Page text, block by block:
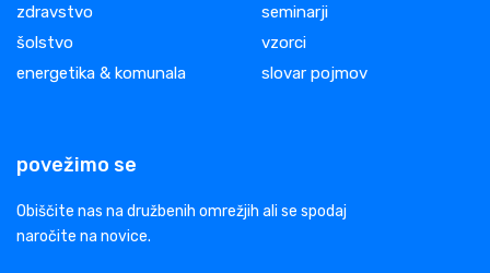
zdravstvo
šolstvo
energetika & komunala
seminarji
vzorci
slovar pojmov
povežimo se
Obiščite nas na družbenih omrežjih ali se spodaj
naročite na novice.